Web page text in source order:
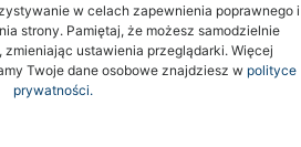
w celach zapewnienia poprawnego i
strony. Pamiętaj, że możesz samodzielnie
ustawienia przeglądarki. Więcej
Twoje dane osobowe znajdziesz w polityce
prywatności.